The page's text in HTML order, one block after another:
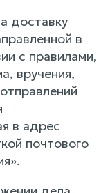
доставку
в
с правилами,
вручения,
в адрес
почтового